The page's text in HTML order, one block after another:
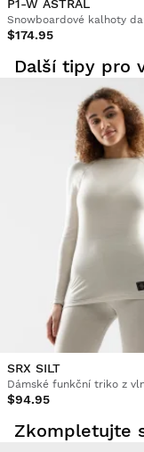
P1-W ASTRAL
Snowboardové kalhoty
$174.95
Další tipy pro
SRX SILT
Dámské funkční triko z
$94.95
Zkompletujte